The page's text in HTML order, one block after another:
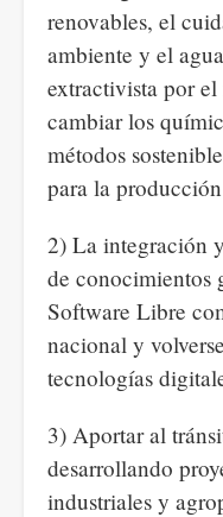
renovables, el
ambiente y el
extractivista por
cambiar los
métodos
para la
2) La integración
de conocimientos
Software Libre
nacional y
tecnologías
3) Aportar al
desarrollando
industriales y